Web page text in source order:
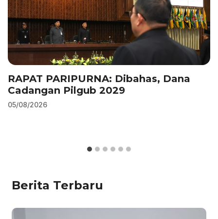
RAPAT PARIPURNA: Dibahas, Dana
Cadangan Pilgub 2029
05/08/2026
Berita Terbaru